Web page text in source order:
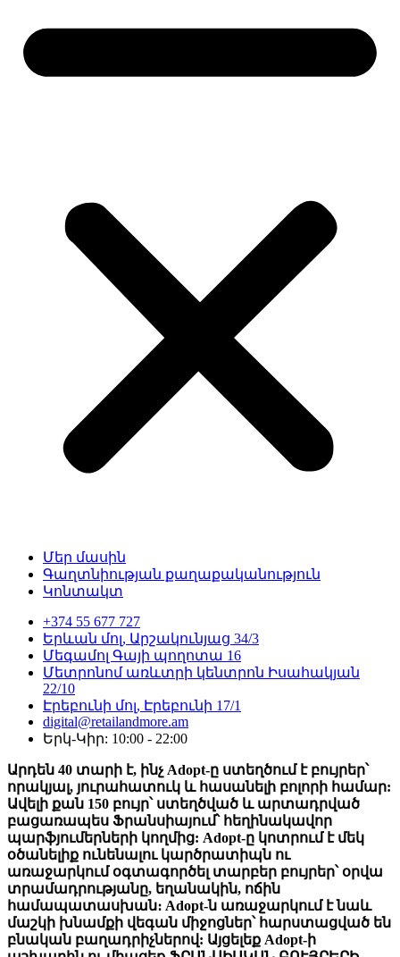
Մեր մասին
Գաղտնիության քաղաքականություն
Կոնտակտ
+374 55 677 727
Երևան մոլ, Արշակունյաց 34/3
Մեգամոլ Գայի պողոտա 16
Մետրոնոմ առևտրի կենտրոն Իսահակյան
22/10
Էրեբունի մոլ, Էրեբունի 17/1
digital@retailandmore.am
Երկ-Կիր: 10:00 - 22:00
Արդեն 40 տարի է, ինչ Adopt-ը ստեղծում է բույրեր՝
որակյալ, յուրահատուկ և հասանելի բոլորի համար:
Ավելի քան 150 բույր՝ ստեղծված և արտադրված
բացառապես Ֆրանսիայում՝ հեղինակավոր
պարֆյումերների կողմից: Adopt-ը կոտրում է մեկ
օծանելիք ունենալու կարծրատիպն ու
առաջարկում օգտագործել տարբեր բույրեր՝ օրվա
տրամադրությանը, եղանակին, ոճին
համապատասխան։ Adopt-ն առաջարկում է նաև
մաշկի խնամքի վեգան միջոցներ՝ հարստացված են
բնական բաղադրիչներով: Այցելեք Adopt-ի